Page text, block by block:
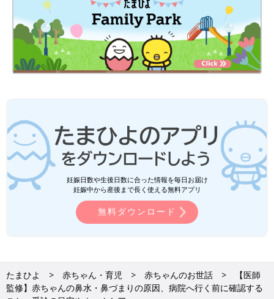
妊娠日数や生後日数に合った情報を毎日お届け
妊娠中から産後まで長く使える無料アプリ
無料ダウンロード
たまひよ 赤ちゃん・育児 赤ちゃんのお世話
【医師
監修】赤ちゃんの鼻水・鼻づまりの原因、病院へ行く前に確認する